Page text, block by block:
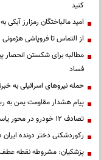
کنید
امید مالباختگان رمزارز
از التماس تا فروپاشی هژمونی
مطالبه برای شکستن انحصار
فساد
حمله نیروهای اسرائیلی به
پیام هشدار مقاومت یمن به
تصادف ۱۲ خودرو در محور یاسوج ـ اصفهان
رکوردشکنی دختر دونده ایران
پزشکیان: مشروطه نقطه عطف